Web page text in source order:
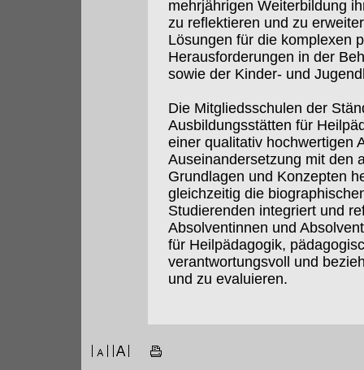
mehrjährigen Weiterbildung
zu reflektieren und zu
Lösungen für die komplexen
Herausforderungen in der
sowie der Kinder- und
Die Mitgliedsschulen der
Ausbildungsstätten für
einer qualitativ hochwertigen
Auseinandersetzung mit den
Grundlagen und Konzepten
gleichzeitig die
Studierenden integriert und
Absolventinnen und
für Heilpädagogik,
verantwortungsvoll und
und zu evaluieren.